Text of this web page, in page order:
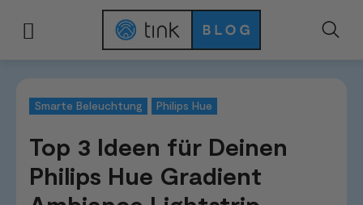
Smarte Beleuchtung Philips Hue
Top 3 Ideen für Deinen
Philips Hue Gradient